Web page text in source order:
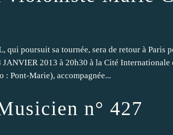
poursuit sa tournée, sera de retour à Paris
2013 à 20h30 à la Cité Internationale
Pont-Marie), accompagnée...
n° 427